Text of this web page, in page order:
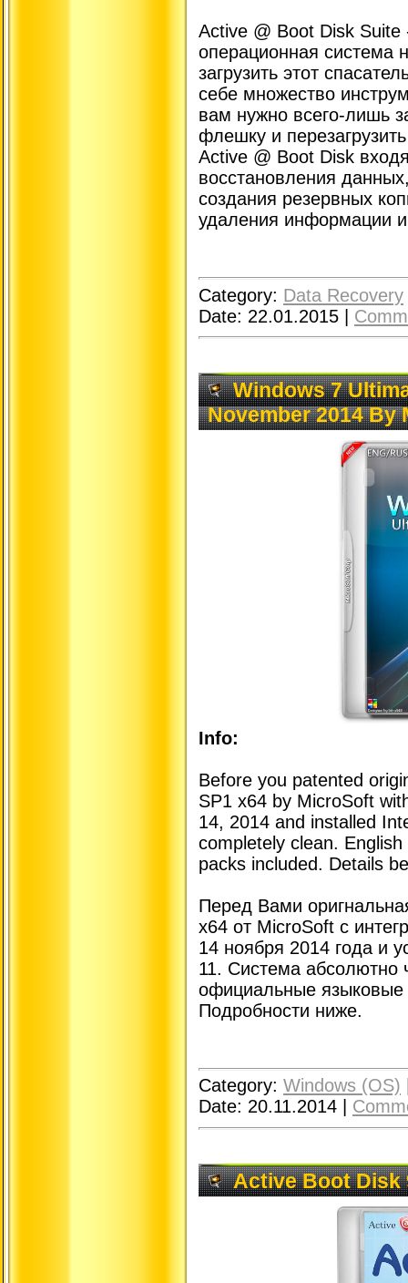
Active @ Boot Disk
операционная система
загрузить этот
себе множество
вам нужно всего-лишь
флешку и
Active @ Boot Disk
восстановления
создания резервных
удаления информации
Category: Data Recovery
Date: 22.01.2015 |
Windows 7
November 2014 By
Info:
Before you patented
SP1 x64 by MicroSoft
14, 2014 and installed
completely clean.
packs included. Details
Перед Вами
x64 от MicroSoft с
14 ноября 2014 года и
11. Система абсолютно
официальные языковые
Подробности ниже.
Category: Windows (OS)
Date: 20.11.2014
Active Boot Disk